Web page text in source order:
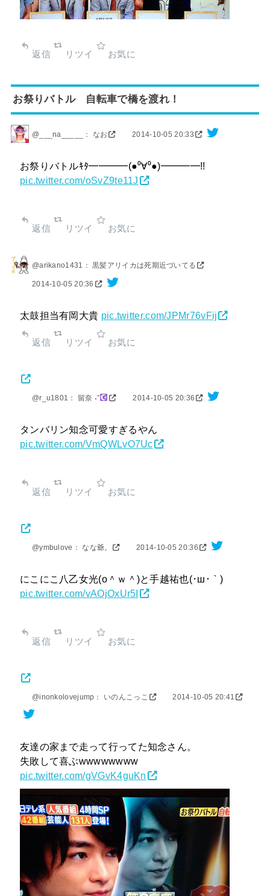
返信 リツイ お気に
お祭りバトル 自転車で橋を渡れ！
@___na_____： なお 2014-10-05 20:33
お祭りバトルｷﾀ━━━━(●⁰∀⁰●)━━━━!!
pic.twitter.com/oSvZ9te11J
返信 リツイ お気に
@arikano1431： 黒髪アリイカは死期近づいてる
2014-10-05 20:36
太鼓担当有岡大貴 pic.twitter.com/JPMr76vFij
返信 リツイ お気に
@r_u1801： 留奈 ˖⁺ 2014-10-05 20:36
タンバリン知念可愛すぎるやん
pic.twitter.com/VmQWLvO7Uc
返信 リツイ お気に
@ymbulove： なな爺。 2014-10-05 20:36
にこにこ八乙女光(ο＾ｗ＾)と手越祐也(･ш･｀)
pic.twitter.com/vAOjOxUr5I
返信 リツイ お気に
@inonkolovejump： いのんこっこ 2014-10-05 20:41
友達の家まで走って行ってた知念さん。
失敗して喜ぶwwwwwwww
pic.twitter.com/gVGvK4guKn